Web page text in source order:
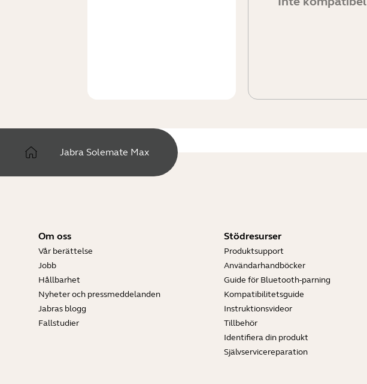
Jabra Solemate Max
Om oss
Vår berättelse
Jobb
Hållbarhet
Nyheter och pressmeddelanden
Jabras blogg
Fallstudier
Stödresurser
Produktsupport
Användarhandböcker
Guide för Bluetooth-parning
Kompatibilitetsguide
Instruktionsvideor
Tillbehör
Identifiera din produkt
Självservicereparation